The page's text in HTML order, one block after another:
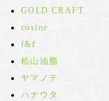
GOLD CRAFT
cosine
f&f
松山油脂
ヤマノテ
ハナウタ